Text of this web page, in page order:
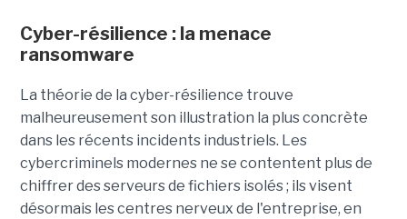
Cyber-résilience : la menace
ransomware
La théorie de la cyber-résilience trouve
malheureusement son illustration la plus concrète
dans les récents incidents industriels. Les
cybercriminels modernes ne se contentent plus de
chiffrer des serveurs de fichiers isolés ; ils visent
désormais les centres nerveux de l'entreprise, en